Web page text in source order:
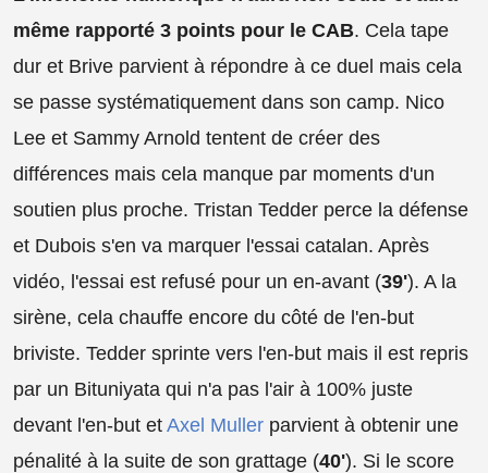
même rapporté 3 points pour le CAB. Cela tape
dur et Brive parvient à répondre à ce duel mais cela
se passe systématiquement dans son camp. Nico
Lee et Sammy Arnold tentent de créer des
différences mais cela manque par moments d'un
soutien plus proche. Tristan Tedder perce la défense
et Dubois s'en va marquer l'essai catalan. Après
vidéo, l'essai est refusé pour un en-avant (39'). A la
sirène, cela chauffe encore du côté de l'en-but
briviste. Tedder sprinte vers l'en-but mais il est repris
par un Bituniyata qui n'a pas l'air à 100% juste
devant l'en-but et Axel Muller parvient à obtenir une
pénalité à la suite de son grattage (40'). Si le score